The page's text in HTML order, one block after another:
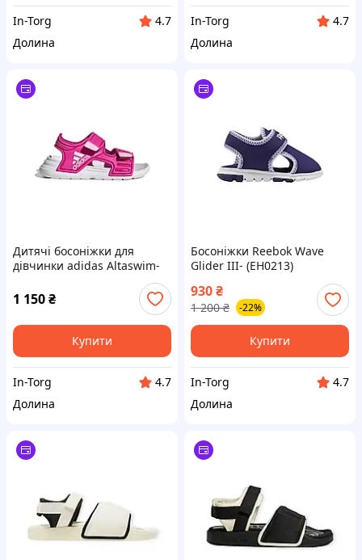
In-Torg
4.7
Долина
In-Torg
4.7
Долина
Дитячі босоніжки для
дівчинки adidas Altaswim-
1 150₴
Купити
In-Torg
4.7
Долина
Босоніжки Reebok Wave
Glider III- (EH0213)
930₴
1 200 ₴ -22%
Купити
In-Torg
4.7
Долина